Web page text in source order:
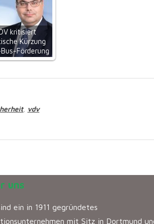
kritisiert
Kürzung
Förderung
, vdv
uns
ein in 1911 gegründetes
mit Sitz in Dortmund